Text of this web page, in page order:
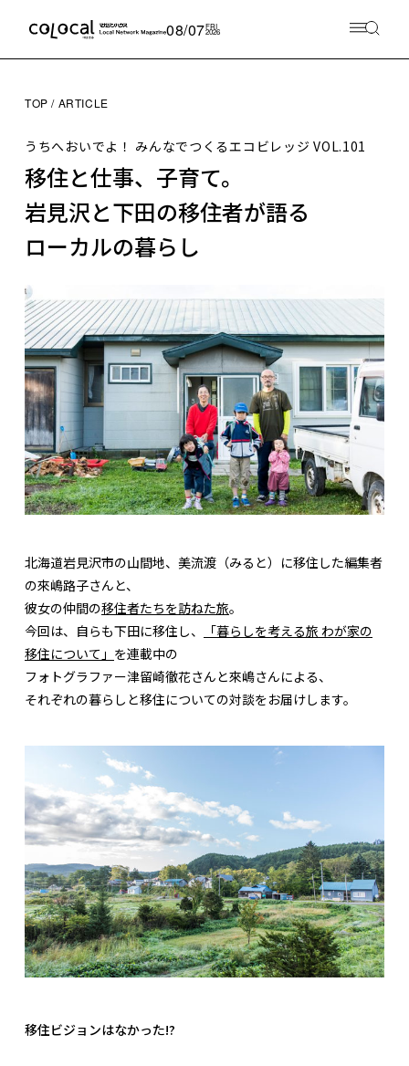
08/07FRI
2026
TOP ARTICLE
うちへおいでよ！ みんなでつくるエコビレッジVOL.101
移住と仕事、子育て。
岩見沢と下田の移住者が語る
ローカルの暮らし
北海道岩見沢市の山間地、美流渡（みると）に移住した編集者
の來嶋路子さんと、
彼女の仲間の移住者たちを訪ねた旅。
今回は、自らも下田に移住し、
「暮らしを考える旅 わが家の
移住について」 を連載中の
フォトグラファー津留崎徹花さんと來嶋さんによる、
それぞれの暮らしと移住についての対談をお届けします。
移住ビジョンはなかった!?